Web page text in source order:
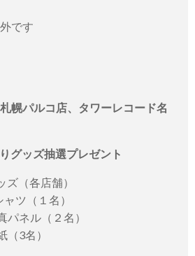
です
幌パルコ店、タワーレコード名
グッズ抽選プレゼント
（各店舗）
ツ（１名）
パネル（２名）
（3名）